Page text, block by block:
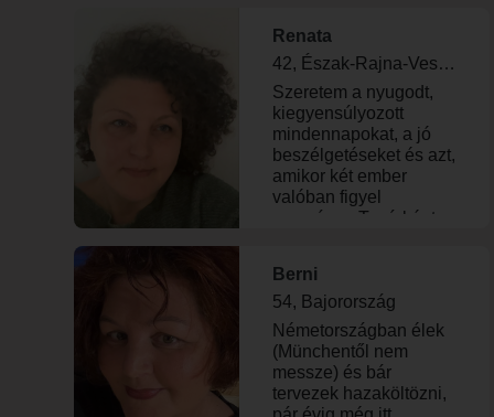
villanyszerelőként.
Motoros oktatáson
veszek részt. Célom a
mozgás szabadság
megszerzése után,
nyelvtanulás és karrier
újrakezdés.
Renata
42, Észak-Rajna-Vesztfália
Szeretem a nyugodt,
kiegyensúlyozott
mindennapokat, a jó
beszélgetéseket és azt,
amikor két ember
valóban figyel
egymásra. Tanárként
fontos számomra az
intelligencia, a humor
és az őszinte
kommunikáció. Az
életem része egy
különleges, szerethető
kis zsivány is —
Berni
54, Bajorország
Németországban élek
(Münchentől nem
messze) és bár
tervezek hazaköltözni,